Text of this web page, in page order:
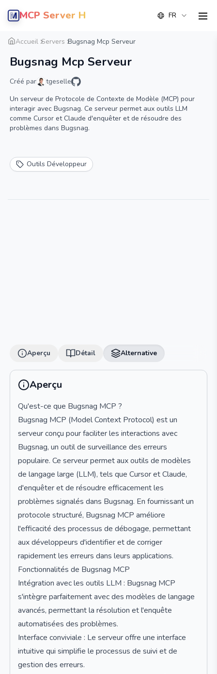
MCP Server Hub FR
Accueil Servers Bugsnag Mcp Serveur
Bugsnag Mcp Serveur
Créé par
tgeselle
Un serveur de Protocole de Contexte de Modèle (MCP) pour
interagir avec Bugsnag. Ce serveur permet aux outils LLM
comme Cursor et Claude d'enquêter et de résoudre des
problèmes dans Bugsnag.
Outils Développeur
Aperçu Détail Alternative
Aperçu Détail Alternative
Aperçu
Qu'est-ce que Bugsnag MCP ?
Bugsnag MCP (Model Context Protocol) est un
serveur conçu pour faciliter les interactions avec
Bugsnag, un outil de surveillance des erreurs
populaire. Ce serveur permet aux outils de modèles
de langage large (LLM), tels que Cursor et Claude,
d'enquêter et de résoudre efficacement les
problèmes signalés dans Bugsnag. En fournissant un
protocole structuré, Bugsnag MCP améliore
l'efficacité des processus de débogage, permettant
aux développeurs d'identifier et de corriger
rapidement les erreurs dans leurs applications.
Fonctionnalités de Bugsnag MCP
Intégration avec les outils LLM : Bugsnag MCP
s'intègre parfaitement avec des modèles de langage
avancés, permettant la résolution et l'enquête
automatisées des problèmes.
Interface conviviale : Le serveur offre une interface
intuitive qui simplifie le processus de suivi et de
gestion des erreurs.